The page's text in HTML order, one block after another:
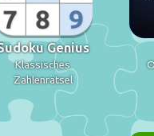
Genius
Klassisches
Zahlenrätsel